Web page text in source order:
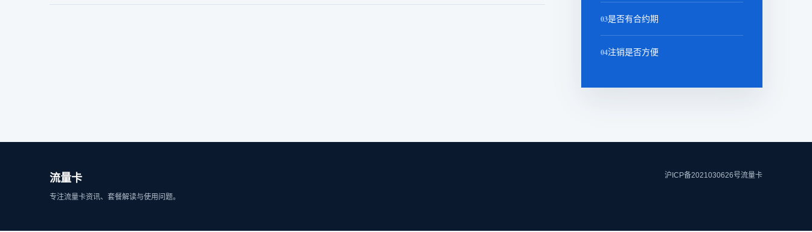
03是否有合约期
04注销是否方便
流量卡
专注流量卡资讯、套餐解读与使用问题。
沪ICP备2021030626号流量卡